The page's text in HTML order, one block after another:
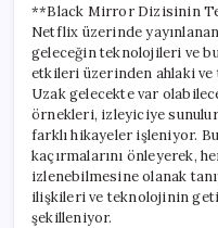
**Black Mirror Dizisinin
Netflix üzerinde
geleceğin teknolojileri ve
etkileri üzerinden ahlaki ve
Uzak gelecekte var
örnekleri, izleyiciye
farklı hikayeler işleniyor.
kaçırmalarını önleyerek,
izlenebilmesine olanak
ilişkileri ve teknolojinin
şekilleniyor.